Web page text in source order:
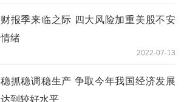
财报季来临之际 四大风险加重美股不安
情绪
2022-07-13
稳抓稳调稳生产 争取今年我国经济发展
达到较好水平